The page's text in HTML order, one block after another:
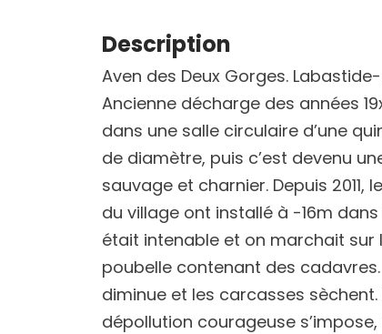
Description
Aven des Deux Gorges.
Ancienne décharge des années
dans une salle circulaire d’une
de diamètre, puis c’est devenu
sauvage et charnier. Depuis 2011,
du village ont installé à -16m dans
était intenable et on marchait sur
poubelle contenant des cadavres.
diminue et les carcasses sèchent.
dépollution courageuse